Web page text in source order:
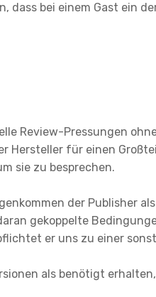
dass bei einem Gast ein
Review-Pressungen
für einen
sie zu besprechen.
der Publisher
gekoppelte
er uns zu einer
als benötigt